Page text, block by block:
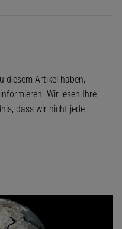
diesem Artikel haben,
informieren. Wir lesen Ihre
dass wir nicht jede